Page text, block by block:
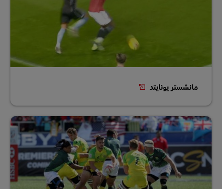
مانشستر يونايتد